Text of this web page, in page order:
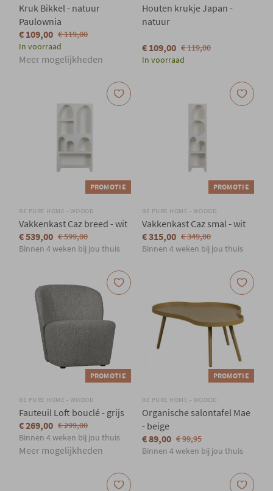
Kruk Bikkel - natuur
Paulownia
€ 109,00 € 119,00
In voorraad
Meer mogelijkheden
Houten krukje Japan -
natuur
€ 109,00 € 119,00
In voorraad
PROMOTIE
BE PURE HOME - WOOOD
Vakkenkast Caz breed - wit
€ 539,00 € 599,00
Binnen 4 weken bij jou thuis
PROMOTIE
BE PURE HOME - WOOOD
Vakkenkast Caz smal - wit
€ 315,00 € 349,00
Binnen 4 weken bij jou thuis
PROMOTIE
BE PURE HOME - WOOOD
Fauteuil Loft bouclé - grijs
€ 269,00 € 299,00
Binnen 4 weken bij jou thuis
Meer mogelijkheden
PROMOTIE
BE PURE HOME - WOOOD
Organische salontafel Mae
- beige
€ 89,00 € 99,95
Binnen 4 weken bij jou thuis